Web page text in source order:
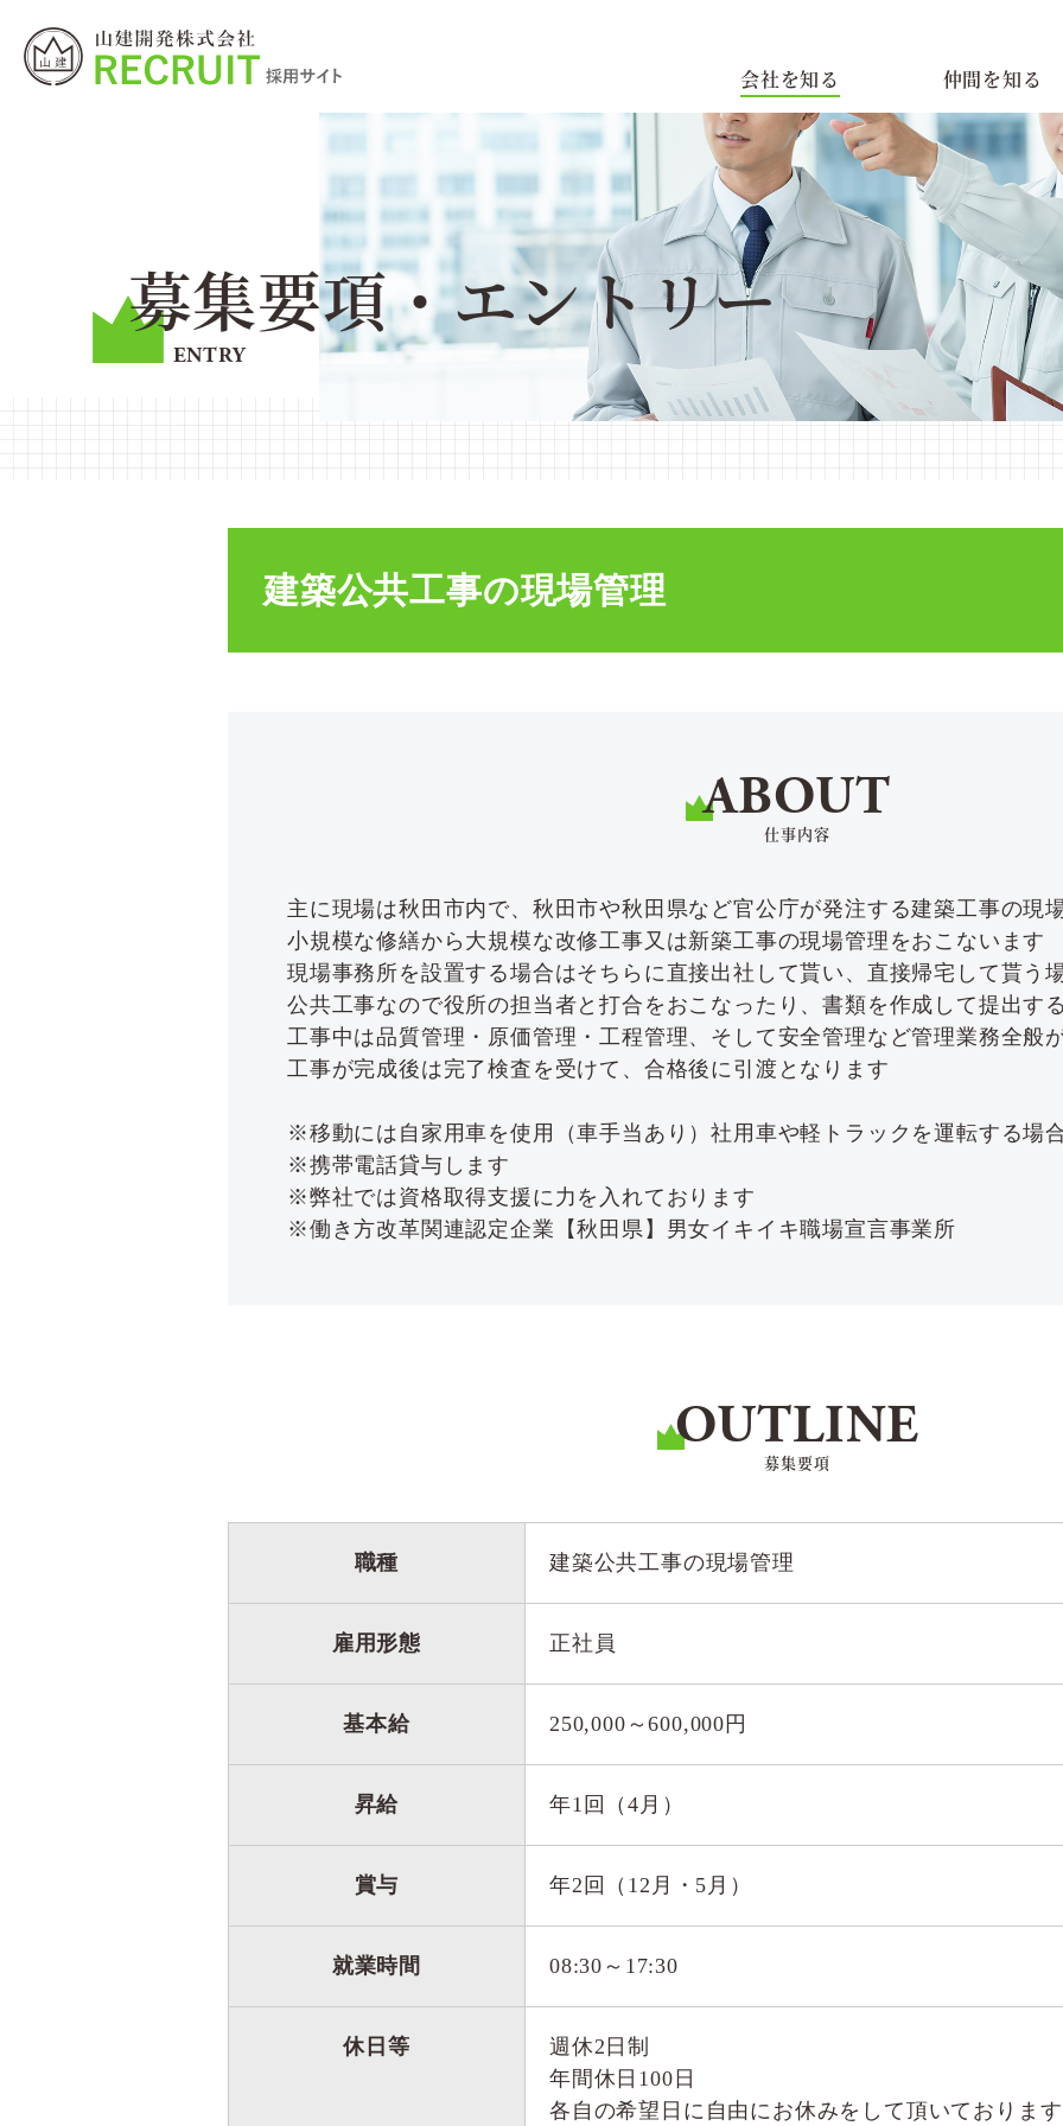
会社を知る 仲間を知る
募集要項・エントリー
ENTRY
建築公共工事の現場管理
ABOUT
仕事内容
主に現場は秋田市内で、秋田市や秋田県など官公庁が発注する建築工事の現
小規模な修繕から大規模な改修工事又は新築工事の現場管理をおこないます
現場事務所を設置する場合はそちらに直接出社して貰い、直接帰宅して貰う
公共工事なので役所の担当者と打合をおこなったり、書類を作成して提出す
工事中は品質管理・原価管理・工程管理、そして安全管理など管理業務全般
工事が完成後は完了検査を受けて、合格後に引渡となります
※移動には自家用車を使用（車手当あり）社用車や軽トラックを運転する場
※携帯電話貸与します
※弊社では資格取得支援に力を入れております
※働き方改革関連認定企業【秋田県】男女イキイキ職場宣言事業所
OUTLINE
募集要項
職種 建築公共工事の現場管理
雇用形態 正社員
基本給 250,000～600,000円
昇給 年1回（4月）
賞与 年2回（12月・5月）
就業時間 08:30～17:30
休日等
週休2日制
年間休日100日
各自の希望日に自由にお休みをして頂いております